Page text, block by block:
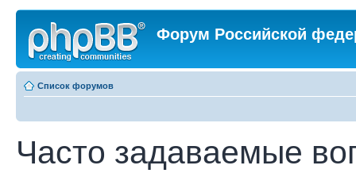
Форум Российской
Список форумов
Часто задаваемые